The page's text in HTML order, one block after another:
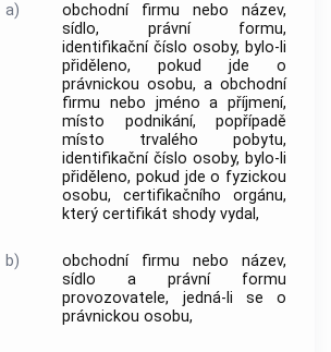
a)
obchodní firmu nebo název,
sídlo, právní formu,
identifikační číslo osoby, bylo-li
přiděleno, pokud jde o
právnickou osobu, a obchodní
firmu nebo jméno a příjmení,
místo podnikání, popřípadě
místo trvalého pobytu,
identifikační číslo osoby, bylo-li
přiděleno, pokud jde o fyzickou
osobu, certifikačního orgánu,
který certifikát shody vydal,
b)
obchodní firmu nebo název,
sídlo a právní formu
provozovatele, jedná-li se o
právnickou osobu,